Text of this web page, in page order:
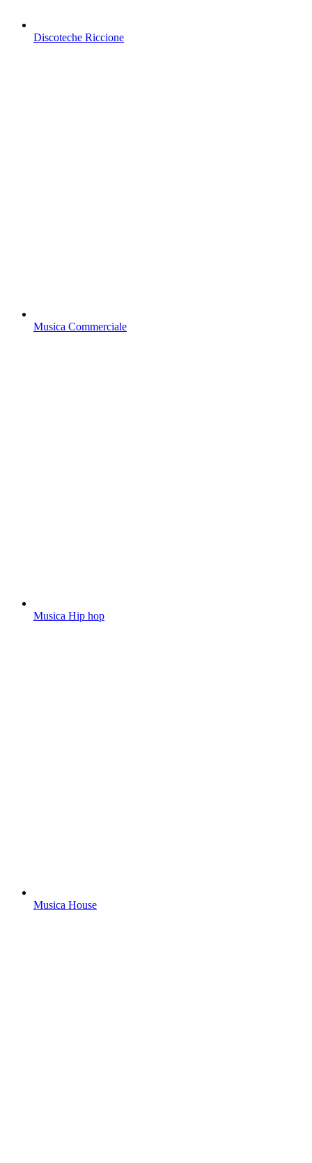
Discoteche Riccione
Musica Commerciale
Musica Hip hop
Musica House